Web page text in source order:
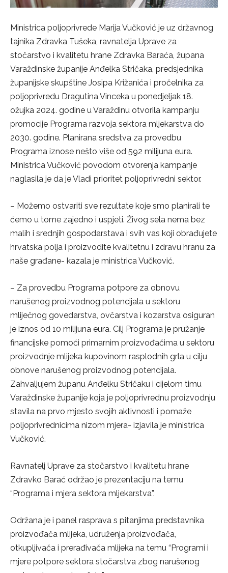
Ministrica poljoprivrede Marija Vučković je uz državnog
tajnika Zdravka Tušeka, ravnatelja Uprave za
stočarstvo i kvalitetu hrane Zdravka Baraća, župana
Varaždinske županije Anđelka Stričaka, predsjednika
županijske skupštine Josipa Križanića i pročelnika za
poljoprivredu Dragutina Vinceka u ponedjeljak 18.
ožujka 2024. godine u Varaždinu otvorila kampanju
promocije Programa razvoja sektora mljekarstva do
2030. godine. Planirana sredstva za provedbu
Programa iznose nešto više od 592 milijuna eura.
Ministrica Vučković povodom otvorenja kampanje
naglasila je da je Vladi prioritet poljoprivredni sektor.
– Možemo ostvariti sve rezultate koje smo planirali te
ćemo u tome zajedno i uspjeti. Živog sela nema bez
malih i srednjih gospodarstava i svih vas koji obrađujete
hrvatska polja i proizvodite kvalitetnu i zdravu hranu za
naše građane- kazala je ministrica Vučković.
– Za provedbu Programa potpore za obnovu
narušenog proizvodnog potencijala u sektoru
mliječnog govedarstva, ovčarstva i kozarstva osiguran
je iznos od 10 milijuna eura. Cilj Programa je pružanje
financijske pomoći primarnim proizvođačima u sektoru
proizvodnje mlijeka kupovinom rasplodnih grla u cilju
obnove narušenog proizvodnog potencijala.
Zahvaljujem županu Anđelku Stričaku i cijelom timu
Varaždinske županije koja je poljoprivrednu proizvodnju
stavila na prvo mjesto svojih aktivnosti i pomaže
poljoprivrednicima nizom mjera- izjavila je ministrica
Vučković.
Ravnatelj Uprave za stočarstvo i kvalitetu hrane
Zdravko Barać održao je prezentaciju na temu
“Programa i mjera sektora mljekarstva”.
Održana je i panel rasprava s pitanjima predstavnika
proizvođača mlijeka, udruženja proizvođača,
otkupljivača i prerađivača mlijeka na temu “Programi i
mjere potpore sektora stočarstva zbog narušenog